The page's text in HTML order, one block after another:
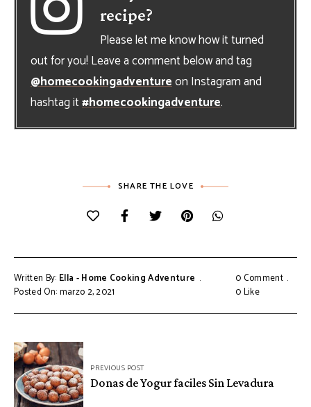
recipe?
Please let me know how it turned
out for you! Leave a comment below and tag
@homecookingadventureon Instagram and
hashtag it#homecookingadventure.
SHARE THE LOVE
Written By: Ella - Home Cooking Adventure
Posted On: marzo 2, 2021
0 Comment
0Like
Navegación
de
entradas
PREVIOUS POST
Donas de Yogur faciles Sin Levadura